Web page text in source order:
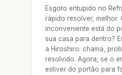
Esgoto entupido no
rápido resolver, melhor.
inconveniente está do
sua casa para dentro?
a Hiroshiro: chama,
resolvido. Agora, se o
estiver do portão para